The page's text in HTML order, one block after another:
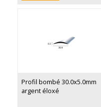
Profil bombé 30.0x5.0mm
argent éloxé